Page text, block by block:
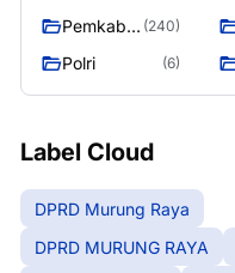
Pemkab
raya
(240)
Polri (6)
Label Cloud
DPRD Murung Raya
DPRD MURUNG RAYA